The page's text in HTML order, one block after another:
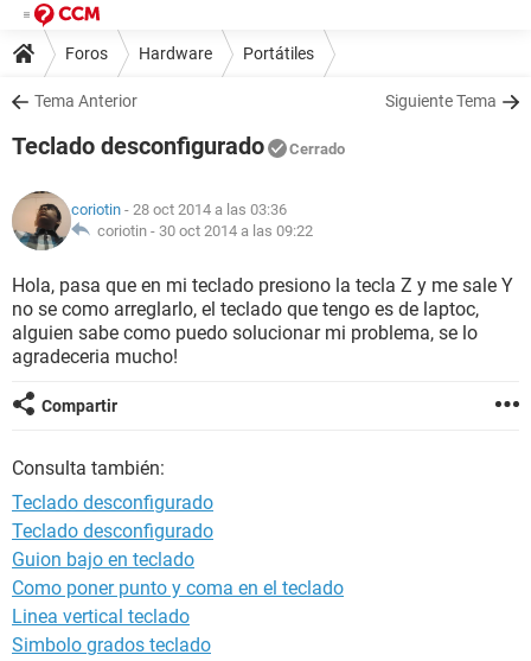
Foros Hardware Portátiles
Tema Anterior Siguiente Tema
Teclado desconfigurado Cerrado
coriotin - 28 oct 2014 a las 03:36
coriotin - 30 oct 2014 a las 09:22
Hola, pasa que en mi teclado presiono la tecla Z y me sale Y
no se como arreglarlo, el teclado que tengo es de laptoc,
alguien sabe como puedo solucionar mi problema, se lo
agradeceria mucho!
Compartir
Consulta también:
Teclado desconfigurado
Teclado desconfigurado
Guion bajo en teclado
Como poner punto y coma en el teclado
Linea vertical teclado
Simbolo grados teclado